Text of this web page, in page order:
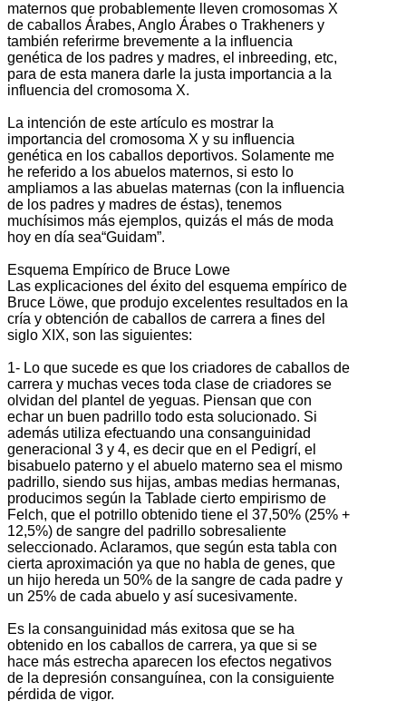
maternos que probablemente lleven cromosomas X
de caballos Árabes, Anglo Árabes o Trakheners y
también referirme brevemente a la influencia
genética de los padres y madres, el inbreeding, etc,
para de esta manera darle la justa importancia a la
influencia del cromosoma X.
La intención de este artículo es mostrar la
importancia del cromosoma X y su influencia
genética en los caballos deportivos. Solamente me
he referido a los abuelos maternos, si esto lo
ampliamos a las abuelas maternas (con la influencia
de los padres y madres de éstas), tenemos
muchísimos más ejemplos, quizás el más de moda
hoy en día sea“Guidam”.
Esquema Empírico de Bruce Lowe
Las explicaciones del éxito del esquema empírico de
Bruce Löwe, que produjo excelentes resultados en la
cría y obtención de caballos de carrera a fines del
siglo XIX, son las siguientes:
1- Lo que sucede es que los criadores de caballos de
carrera y muchas veces toda clase de criadores se
olvidan del plantel de yeguas. Piensan que con
echar un buen padrillo todo esta solucionado. Si
además utiliza efectuando una consanguinidad
generacional 3 y 4, es decir que en el Pedigrí, el
bisabuelo paterno y el abuelo materno sea el mismo
padrillo, siendo sus hijas, ambas medias hermanas,
producimos según la Tablade cierto empirismo de
Felch, que el potrillo obtenido tiene el 37,50% (25% +
12,5%) de sangre del padrillo sobresaliente
seleccionado. Aclaramos, que según esta tabla con
cierta aproximación ya que no habla de genes, que
un hijo hereda un 50% de la sangre de cada padre y
un 25% de cada abuelo y así sucesivamente.
Es la consanguinidad más exitosa que se ha
obtenido en los caballos de carrera, ya que si se
hace más estrecha aparecen los efectos negativos
de la depresión consanguínea, con la consiguiente
pérdida de vigor.